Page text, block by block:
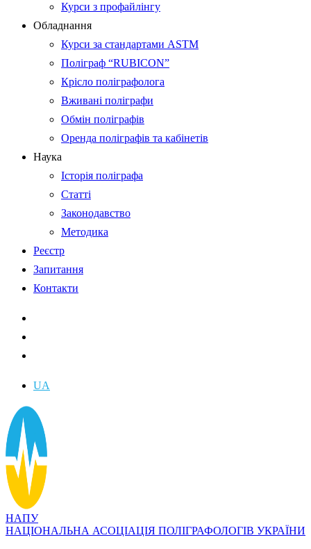
Курси з профайлінгу
Обладнання
Курси за стандартами ASTM
Поліграф “RUBICON”
Крісло поліграфолога
Вживані поліграфи
Обмін поліграфів
Оренда поліграфів та кабінетів
Наука
Історія поліграфа
Статті
Законодавство
Методика
Реєстр
Запитання
Контакти
UA
НАПУ
НАЦІОНАЛЬНА АСОЦІАЦІЯ ПОЛІГРАФОЛОГІВ УКРАЇНИ